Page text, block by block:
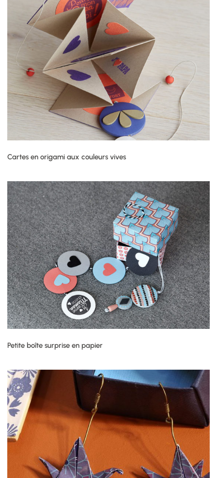
Cartes en origami aux couleurs vives
Petite boîte surprise en papier